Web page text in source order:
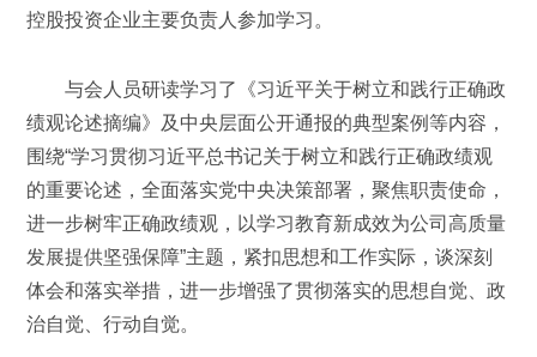
控股投资企业主要负责人参加学习。
与会人员研读学习了《习近平关于树立和践行正确政
绩观论述摘编》及中央层面公开通报的典型案例等内容，
围绕“学习贯彻习近平总书记关于树立和践行正确政绩观
的重要论述，全面落实党中央决策部署，聚焦职责使命，
进一步树牢正确政绩观，以学习教育新成效为公司高质量
发展提供坚强保障”主题，紧扣思想和工作实际，谈深刻
体会和落实举措，进一步增强了贯彻落实的思想自觉、政
治自觉、行动自觉。